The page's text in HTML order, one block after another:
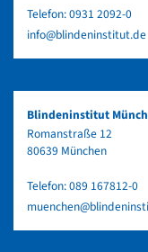
Telefon:0931 2092-0
info@blindeninstitut.de
Blindeninstitut
Romanstraße 12
80639 München
Telefon:089 167812-0